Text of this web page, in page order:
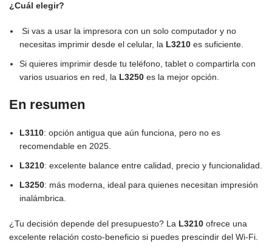
¿Cuál elegir?
Si vas a usar la impresora con un solo computador y no
necesitas imprimir desde el celular, la L3210 es suficiente.
Si quieres imprimir desde tu teléfono, tablet o compartirla con
varios usuarios en red, la L3250 es la mejor opción.
En resumen
L3110: opción antigua que aún funciona, pero no es
recomendable en 2025.
L3210: excelente balance entre calidad, precio y funcionalidad.
L3250: más moderna, ideal para quienes necesitan impresión
inalámbrica.
¿Tu decisión depende del presupuesto? La L3210 ofrece una
excelente relación costo-beneficio si puedes prescindir del Wi-Fi.